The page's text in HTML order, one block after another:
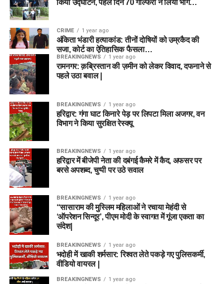
किया उद्घाटन, पहले दिन 70 गोल्फरों ने लिया भाग…
CRIME 1 year ago
अंकिता भंडारी हत्याकांड: तीनों दोषियों को उम्रकैद की
सजा, कोर्ट का ऐतिहासिक फैसला…
BREAKINGNEWS 1 year ago
रामनगर: क़ब्रिस्तान की ज़मीन को लेकर विवाद, दफनाने से
पहले उठा बवाल |
BREAKINGNEWS 1 year ago
हरिद्वार: गंगा घाट किनारे पेड़ पर लिपटा मिला अजगर, वन
विभाग ने किया सुरक्षित रेस्क्यू
BREAKINGNEWS 1 year ago
हरिद्वार में बीजेपी नेता की दबंगई कैमरे में कैद, अफसर पर
बरसे अपशब्द, चुप्पी पर उठे सवाल
BREAKINGNEWS 1 year ago
“सासाराम की मुस्लिम महिलाओं ने रचाया मेहंदी से
‘ऑपरेशन सिन्दूर’, पीएम मोदी के स्वागत में गूंजा एकता का
संदेश|
BREAKINGNEWS 1 year ago
भदोही में खाकी शर्मसार: रिश्वत लेते पकड़े गए पुलिसकर्मी,
वीडियो वायरल |
BREAKINGNEWS 1 year ago